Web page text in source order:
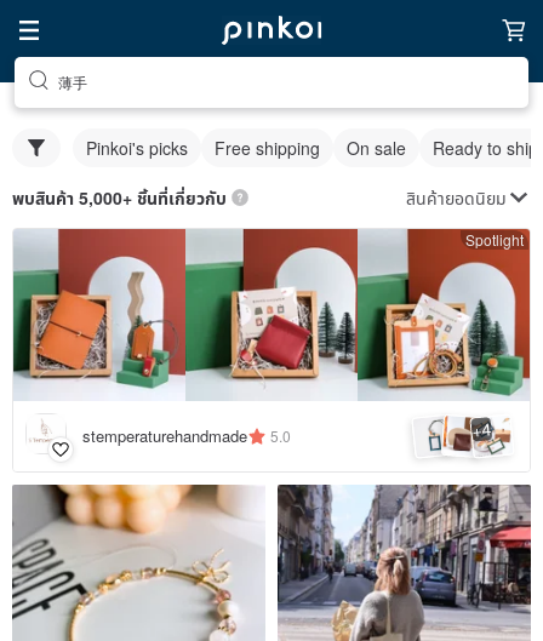
薄手
Pinkoi's picks Free shipping On sale Ready to ship
พบสินค้า 5,000+ ชิ้นที่เกี่ยวกับ สินค้ายอดนิยม
Spotlight
stemperaturehandmade 5.0 +4